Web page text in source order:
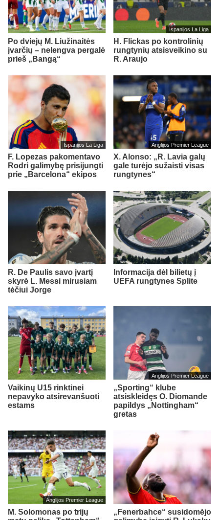
Po dviejų M. Liužinaitės
įvarčių – nelengva pergalė
prieš „Bangą“
Ispanijos La Liga
H. Flickas po kontrolinių
rungtynių atsisveikino su
R. Araujo
Ispanijos La Liga
F. Lopezas pakomentavo
Rodri galimybę prisijungti
prie „Barcelona“ ekipos
Anglijos Premier League
X. Alonso: „R. Lavia galų
gale turėjo sužaisti visas
rungtynes“
R. De Paulis savo įvartį
skyrė L. Messi mirusiam
tėčiui Jorge
Informacija dėl bilietų į
UEFA rungtynes Splite
Vaikinų U15 rinktinei
nepavyko atsirevanšuoti
estams
Anglijos Premier League
„Sporting“ klube
atsiskleidęs O. Diomande
papildys „Nottingham“
gretas
Anglijos Premier League
M. Solomonas po trijų
„Fenerbahce“ susidomėjo